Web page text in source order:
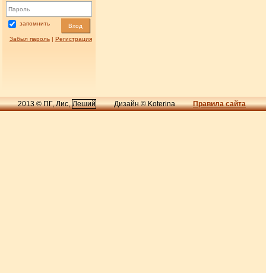
запомнить Вход
Забыл пароль| Регистрация
2013 © ПГ, Лис,Леший Дизайн © Koterina Правила сайта